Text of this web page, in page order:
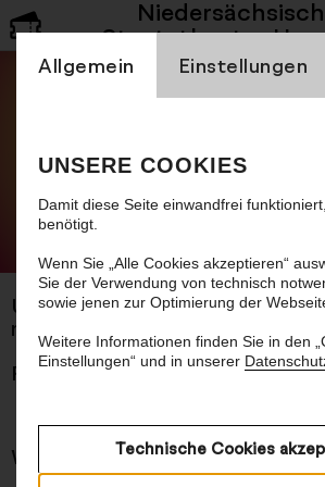
Einstellung Cookienbanner
Allgemein
Einstellungen
UNSERE COOKIES
Damit diese Seite einwandfrei
benötigt.
Wenn Sie „Alle Cookies akzeptieren“
Sie der Verwendung von technisch
sowie jenen zur Optimierung der
Weitere Informationen finden Sie in den
Einstellungen“ und in unserer
Technische Cookies
Staatstheater
Haus
Uraufführung
nach dem Roman von Thomas
Premiere 09.10.2026
Worum es geht